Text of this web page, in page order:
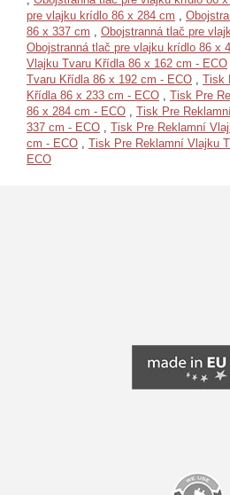
pre vlajku krídlo 86 x 284 cm
86 x 337 cm
Obojstranná tlač pre
Obojstranná tlač pre vlajku krídlo 86 x
Vlajku Tvaru Křídla 86 x 162 cm - ECO
Tvaru Křídla 86 x 192 cm - ECO
Tisk
Křídla 86 x 233 cm - ECO
Tisk Pre
86 x 284 cm - ECO
Tisk Pre
337 cm - ECO
Tisk Pre Reklamní
cm - ECO
Tisk Pre Reklamní Vlajku
ECO